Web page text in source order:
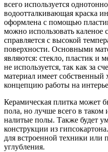
всего используется
водоотталкивающая краска
оформлена с помощью
можно использовать каленое
справляется с высокой
поверхности. Основными
являются: стекло, пластик и
не используется, так как за
материал имеет
концепцию работы на
Керамическая плитка может
пола, но лучше всего в таком
налитые полы. Также будет
конструкции из
для встроенной техники или
углубления.